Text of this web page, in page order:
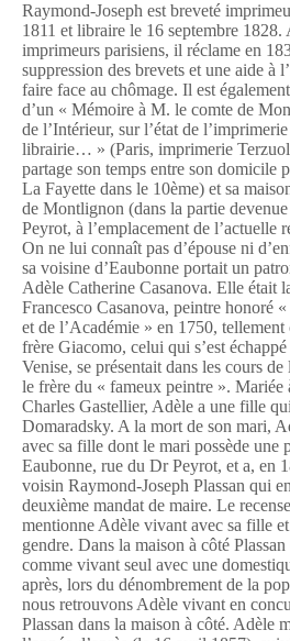
Raymond-Joseph est breveté
1811 et libraire le 16 septembre 1828.
imprimeurs parisiens, il réclame en
suppression des brevets et une aide à
faire face au chômage. Il est
d’un « Mémoire à M. le comte de
de l’Intérieur, sur l’état de
librairie… » (Paris, imprimerie
partage son temps entre son domicile
La Fayette dans le 10ème) et sa
de Montlignon (dans la partie
Peyrot, à l’emplacement de l’actuelle
On ne lui connaît pas d’épouse ni
sa voisine d’Eaubonne portait un
Adèle Catherine Casanova. Elle était
Francesco Casanova, peintre honoré
et de l’Académie » en 1750, tellement
frère Giacomo, celui qui s’est échappé
Venise, se présentait dans les cours
le frère du « fameux peintre ». Mariée
Charles Gastellier, Adèle a une fille
Domaradsky. A la mort de son mari,
avec sa fille dont le mari possède une
Eaubonne, rue du Dr Peyrot, et a, en
voisin Raymond-Joseph Plassan qui
deuxième mandat de maire. Le
mentionne Adèle vivant avec sa fille
gendre. Dans la maison à côté Plassan
comme vivant seul avec une
après, lors du dénombrement de la
nous retrouvons Adèle vivant en
Plassan dans la maison à côté. Adèle